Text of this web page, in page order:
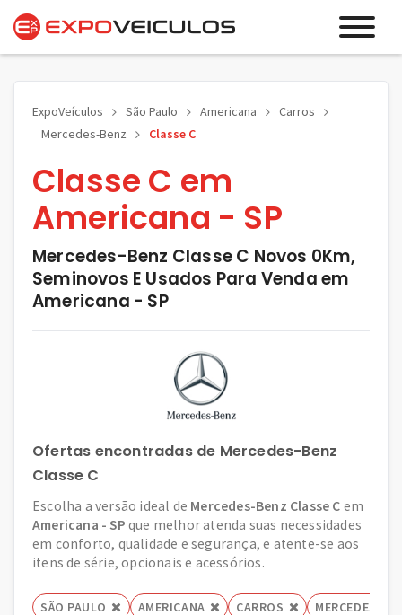
ExpoVeículos São Paulo Americana
Carros
Mercedes-Benz
Classe C
Classe C em
Americana - SP
Mercedes-Benz Classe C Novos 0Km,
Seminovos E Usados Para Venda em
Americana - SP
Ofertas encontradas de Mercedes-Benz
Classe C
Escolha a versão ideal de Mercedes-Benz Classe C em
Americana - SP que melhor atenda suas necessidades
em conforto, qualidade e segurança, e atente-se aos
itens de série, opcionais e acessórios.
SÃO PAULO AMERICANA CARROS MERCEDES-